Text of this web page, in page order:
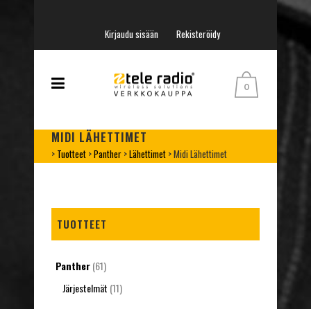
Kirjaudu sisään Rekisteröidy
0
MIDI LÄHETTIMET
> Tuotteet >Panther >Lähettimet >Midi Lähettimet
TUOTTEET
Panther(61)
Järjestelmät (11)